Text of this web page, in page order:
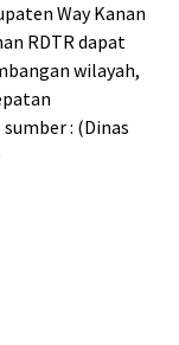
Way Kanan
RDTR dapat
wilayah,
: (Dinas